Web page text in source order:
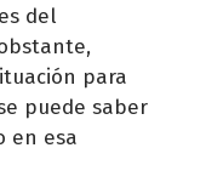
del
para
puede saber
en esa